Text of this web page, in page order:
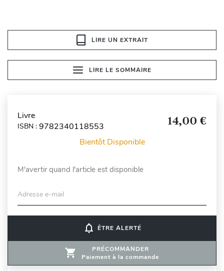
LIRE UN EXTRAIT
LIRE LE SOMMAIRE
Livre
ISBN : 9782340118553 14,00 €
Bientôt Disponible
M'avertir quand l'article est disponible
Adresse e-mail
notifications_none ÊTRE ALERTÉ
PRÉCOMMANDER
Paiement à la commande